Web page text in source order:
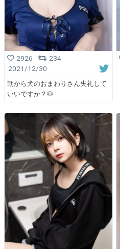
2926
234
2021/12/30
朝から犬のおまわりさん失礼して
いいですか？🐶